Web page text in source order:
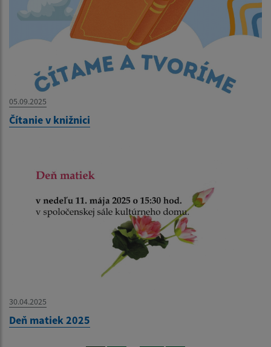
05.09.2025
Čítanie v knižnici
30.04.2025
Deň matiek 2025